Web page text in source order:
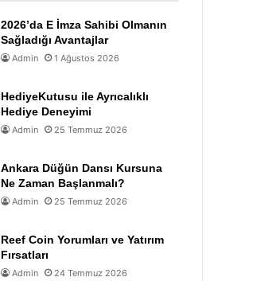
2026’da E İmza Sahibi Olmanın
Sağladığı Avantajlar
Admin 1 Ağustos 2026
HediyeKutusu ile Ayrıcalıklı
Hediye Deneyimi
Admin 25 Temmuz 2026
Ankara Düğün Dansı Kursuna
Ne Zaman Başlanmalı?
Admin 25 Temmuz 2026
Reef Coin Yorumları ve Yatırım
Fırsatları
Admin 24 Temmuz 2026